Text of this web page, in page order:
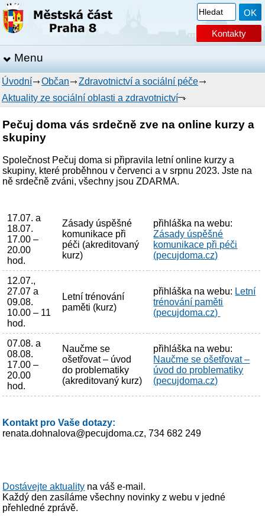
Kontakty
Menu
Úvodní Občan
Zdravotnictví a sociální péče
Aktuality ze sociální oblasti a zdravotnictví
Pečuj doma vás srdečně zve na online kurzy a
skupiny
Společnost Pečuj doma si připravila letní online kurzy a
skupiny, které proběhnou v červenci a v srpnu 2023. Jste na
ně srdečně zváni, všechny jsou ZDARMA.
17.07. a
18.07.
17.00 –
20.00
hod.
Zásady úspěšné
komunikace při
péči (akreditovaný
kurz)
přihláška na webu:
Zásady úspěšné
komunikace při péči
(pecujdoma.cz)
12.07.,
27.07 a
09.08.
10.00 – 11
hod.
Letní trénování
paměti (kurz)
přihláška na webu: Letní
trénování paměti
(pecujdoma.cz)
07.08. a
08.08.
17.00 –
20.00
hod.
Naučme se
ošetřovat – úvod
do problematiky
(akreditovaný kurz)
přihláška na webu:
Naučme se ošetřovat –
úvod do problematiky
(pecujdoma.cz)
Kontakt pro Vaše dotazy:
renata.dohnalova@pecujdoma.cz, 734 682 249
Dostávejte aktuality na váš e-mail.
Každý den zasíláme všechny novinky z webu v jedné
přehledné zprávě.